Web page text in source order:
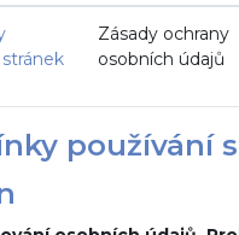
Zásady ochrany
osobních údajů
používání